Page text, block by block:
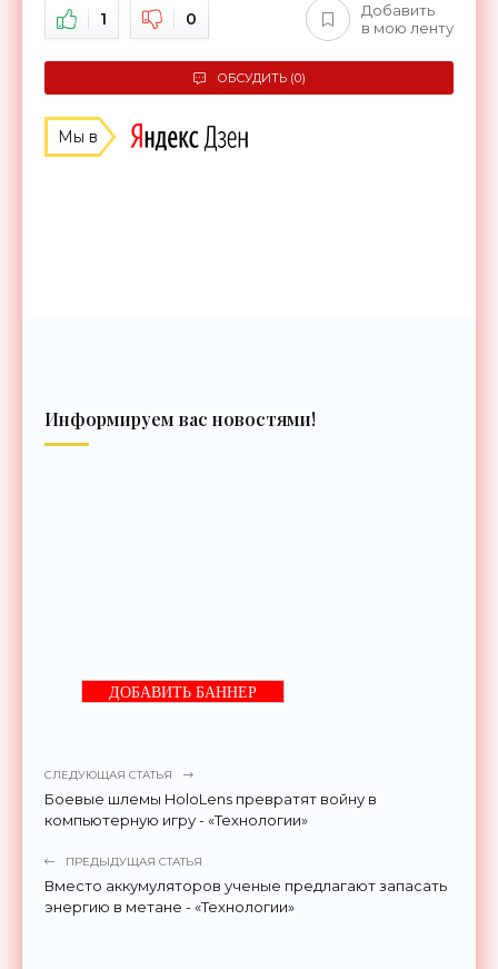
1 0
Добавить
в мою ленту
ОБСУДИТЬ (0)
Мы в
Информируем вас новостями!
ДОБАВИТЬ БАННЕР
СЛЕДУЮЩАЯ СТАТЬЯ
Боевые шлемы HoloLens превратят войну в
компьютерную игру - «Технологии»
ПРЕДЫДУЩАЯ СТАТЬЯ
Вместо аккумуляторов ученые предлагают запасать
энергию в метане - «Технологии»